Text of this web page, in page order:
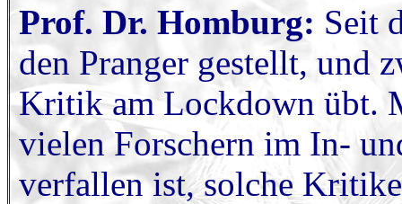
Prof. Dr. Homburg: Seit
den Pranger gestellt, und
Kritik am Lockdown übt.
vielen Forschern im In-
verfallen ist, solche